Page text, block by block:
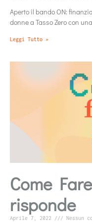
Aperto il bando ON:
donne a Tasso Zero con
Leggi Tutto »
Come
risponde
Aprile 7, 2022 Nessun